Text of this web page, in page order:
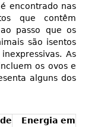
encontrado nas
que contêm
passo que os
são isentos
As
os ovos e
alguns dos
Energia em